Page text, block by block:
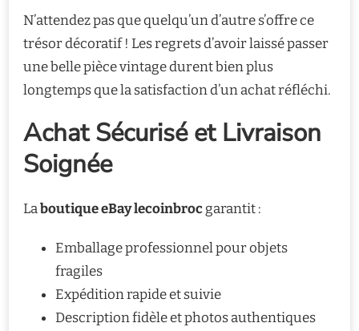
N’attendez pas que quelqu’un d’autre s’offre ce
trésor décoratif ! Les regrets d’avoir laissé passer
une belle pièce vintage durent bien plus
longtemps que la satisfaction d’un achat réfléchi.
Achat Sécurisé et Livraison
Soignée
Laboutique eBay lecoinbrocgarantit :
Emballage professionnel pour objets
fragiles
Expédition rapide et suivie
Description fidèle et photos authentiques